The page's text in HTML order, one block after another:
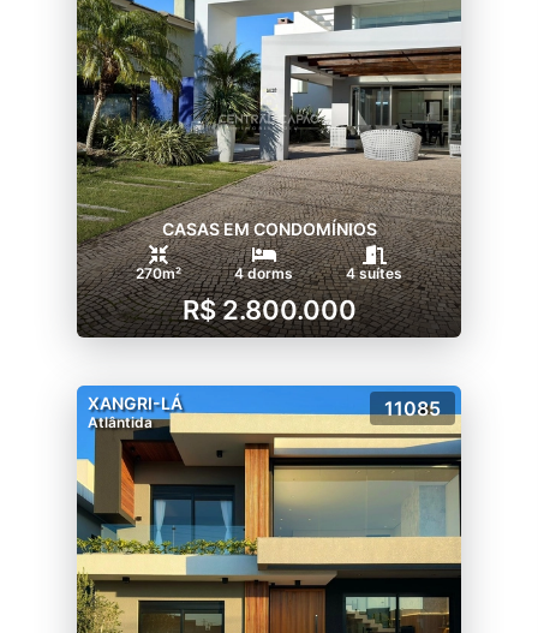
CASAS EM CONDOMÍNIOS
270m² 4 dorms 4 suítes
R$ 2.800.000
XANGRI-LÁ
Atlântida
11085